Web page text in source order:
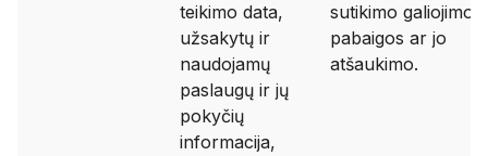
teikimo data,
užsakytų ir
naudojamų
paslaugų ir jų
pokyčių
informacija,
sutikimo galiojimo
pabaigos ar jo
atšaukimo.